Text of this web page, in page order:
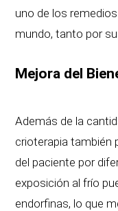
uno de los
mundo, tanto por
Mejora del
Además de la
crioterapia también
del paciente por
exposición al frío
endorfinas, lo que